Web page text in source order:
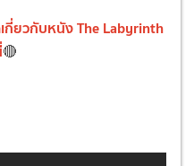
กี่ยวกับหนัง The Labyrinth
🔴